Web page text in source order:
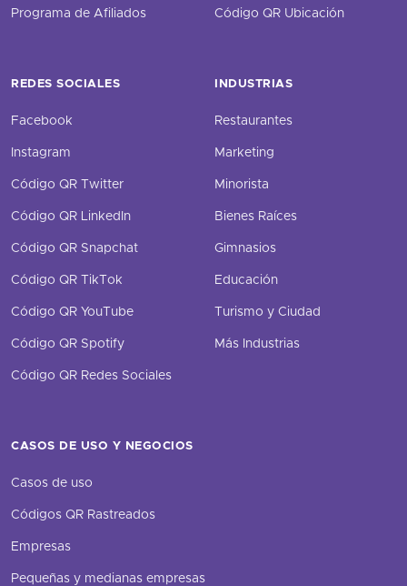
Programa de Afiliados Código QR Ubicación
REDES SOCIALES
Facebook
Instagram
Código QR Twitter
Código QR LinkedIn
Código QR Snapchat
Código QR TikTok
Código QR YouTube
Código QR Spotify
Código QR Redes Sociales
INDUSTRIAS
Restaurantes
Marketing
Minorista
Bienes Raíces
Gimnasios
Educación
Turismo y Ciudad
Más Industrias
CASOS DE USO Y NEGOCIOS
Casos de uso
Códigos QR Rastreados
Empresas
Pequeñas y medianas empresas